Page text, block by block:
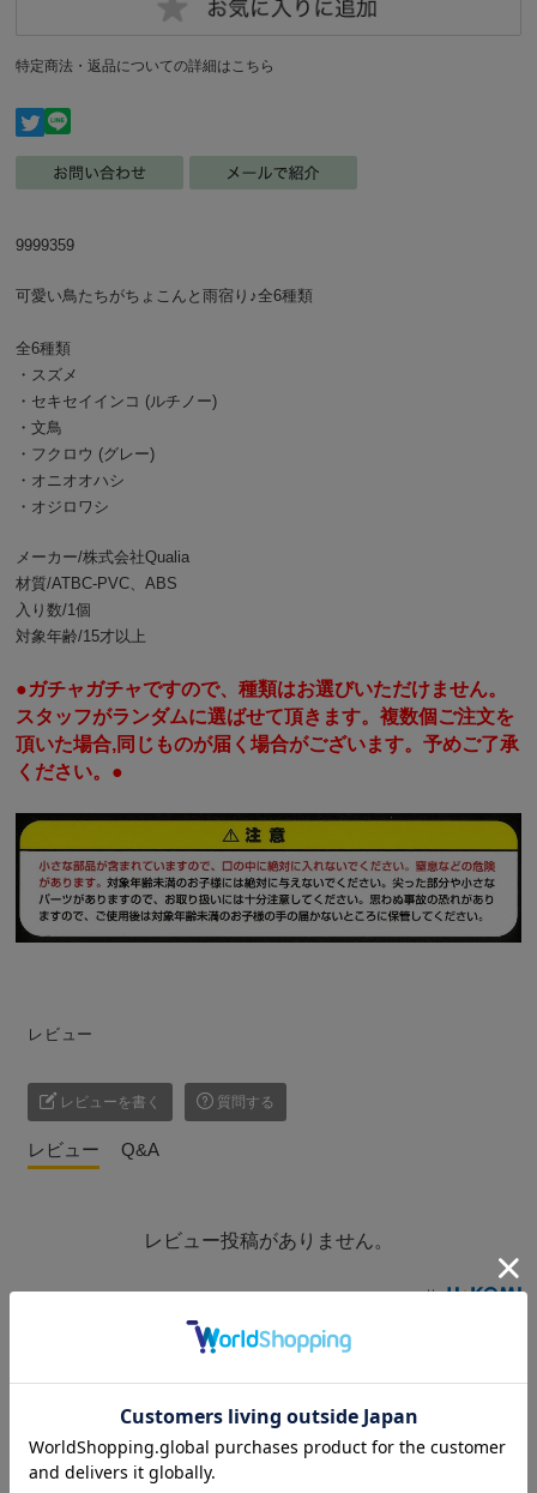
特定商法・返品についての詳細はこちら
9999359
可愛い鳥たちがちょこんと雨宿り♪全6種類
全6種類
・スズメ
・セキセイインコ (ルチノー)
・文鳥
・フクロウ (グレー)
・オニオオハシ
・オジロワシ
メーカー/株式会社Qualia
材質/ATBC-PVC、ABS
入り数/1個
対象年齢/15才以上
●ガチャガチャですので、種類はお選びいただけません。
スタッフがランダムに選ばせて頂きます。複数個ご注文を
頂いた場合,同じものが届く場合がございます。予めご了承
ください。●
レビュー
レビューを書く 質問する
レビュー Q&A
レビュー投稿がありません。
の商品を見た人はこんな商品も見ています